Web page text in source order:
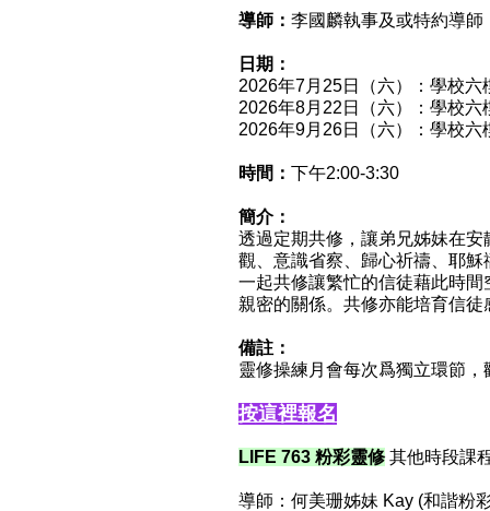
導師： 李國麟執事及或特約導師
日期：
2026年7月25日（六）：學校六
2026年8月22日（六）：學校六
2026年9月26日（六）：學校六
時間： 下午2:00-3:30
簡介：
透過定期共修，讓弟兄姊妹在
觀、意識省察、歸心祈禱、耶穌
一起共修讓繁忙的信徒藉此時
親密的關係。共修亦能培育信
備註：
靈修操練月會每次爲獨立環節
按這裡報名
LIFE 763 粉彩靈修 其他時段
導師： 何美珊姊妹 Kay (和諧粉